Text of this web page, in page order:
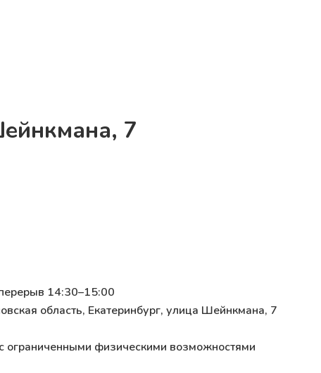
7
14:30–15:00
область, Екатеринбург, улица Шейнкмана, 7
ограниченными физическими возможностями